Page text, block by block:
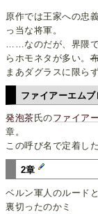
原作では王家への忠
っ当な将軍。
……なのだが、界隈
らホモネタが多い。
まあダグラスに限ら
ファイアーエム
発泡茶氏のファイア
章。
この呼び名で定着し
2章
ベルン軍人のルード
裏切ったのかミ